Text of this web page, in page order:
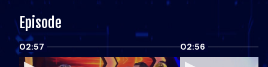
Episode
02:57 02:56